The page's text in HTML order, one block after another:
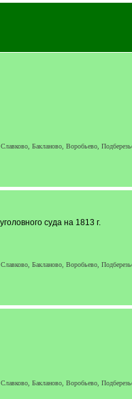
Бакланово, Воробьево,
суда на 1813 г.
Бакланово, Воробьево,
Бакланово, Воробьево,